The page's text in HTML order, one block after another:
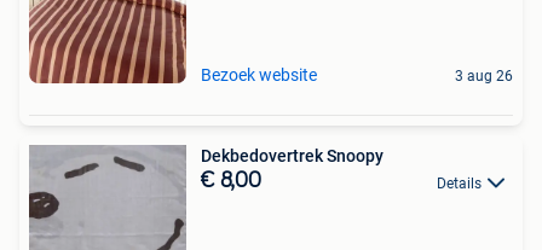
Bezoek website 3 aug 26
Dekbedovertrek Snoopy
€ 8,00 Details